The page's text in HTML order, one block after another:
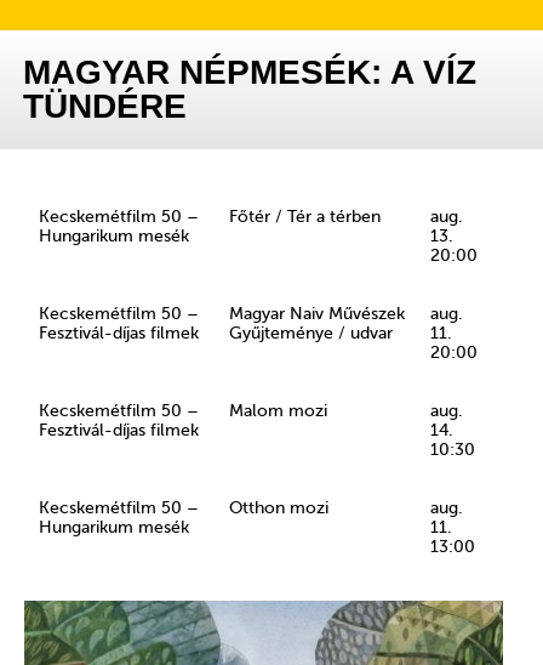
MAGYAR NÉPMESÉK: A VÍZ
TÜNDÉRE
Kecskemétfilm 50 –
Hungarikum mesék
Főtér / Tér a térben
aug.
13.
20:00
Kecskemétfilm 50 –
Fesztivál-díjas filmek
Magyar Naiv Művészek
Gyűjteménye / udvar
aug.
11.
20:00
Kecskemétfilm 50 –
Fesztivál-díjas filmek
Malom mozi
aug.
14.
10:30
Kecskemétfilm 50 –
Hungarikum mesék
Otthon mozi
aug.
11.
13:00